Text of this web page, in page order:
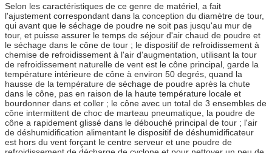
Selon les caractéristiques de ce genre de matériel, a fait
l'ajustement correspondant dans la conception du diamètre de tour,
qui avant que le séchage de poudre ne soit pas jusqu'au mur de
tour, et puisse assurer le temps de séjour d'air chaud de poudre et
le séchage dans le cône de tour ; le dispositif de refroidissement à
chemise de refroidissement à l'air d'augmentation, utilisant la tour
de refroidissement naturelle de vent est le cône principal, garde la
température intérieure de cône à environ 50 degrés, quand la
hausse de la température de séchage de poudre après la chute
dans le cône, pas en raison de la haute température locale et
bourdonner dans et coller ; le cône avec un total de 3 ensembles de
cône intermittent de choc de marteau pneumatique, la poudre de
cône a rapidement glissé dans le débouché principal de tour ; l'air
de déshumidification alimentant le dispositif de déshumidificateur
est hors du vent forçant le centre serveur et une poudre de